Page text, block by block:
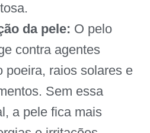
da pele: O pelo
contra agentes
poeira, raios solares e
Sem essa
a pele fica mais